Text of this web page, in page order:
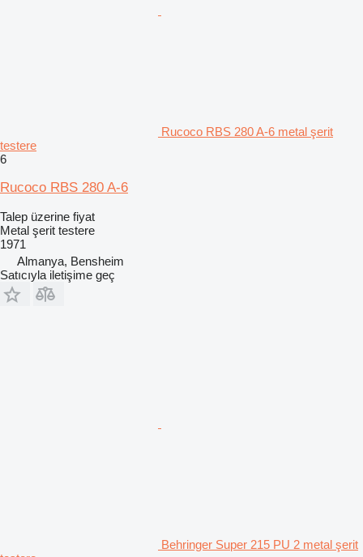
Rucoco RBS 280 A-6 metal şerit
testere
6
Rucoco RBS 280 A-6
Talep üzerine fiyat
Metal şerit testere
1971
Almanya, Bensheim
Satıcıyla iletişime geç
Behringer Super 215 PU 2 metal şerit